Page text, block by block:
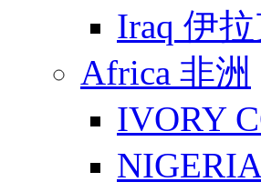
Iraq 伊
Africa 非洲
IVORY